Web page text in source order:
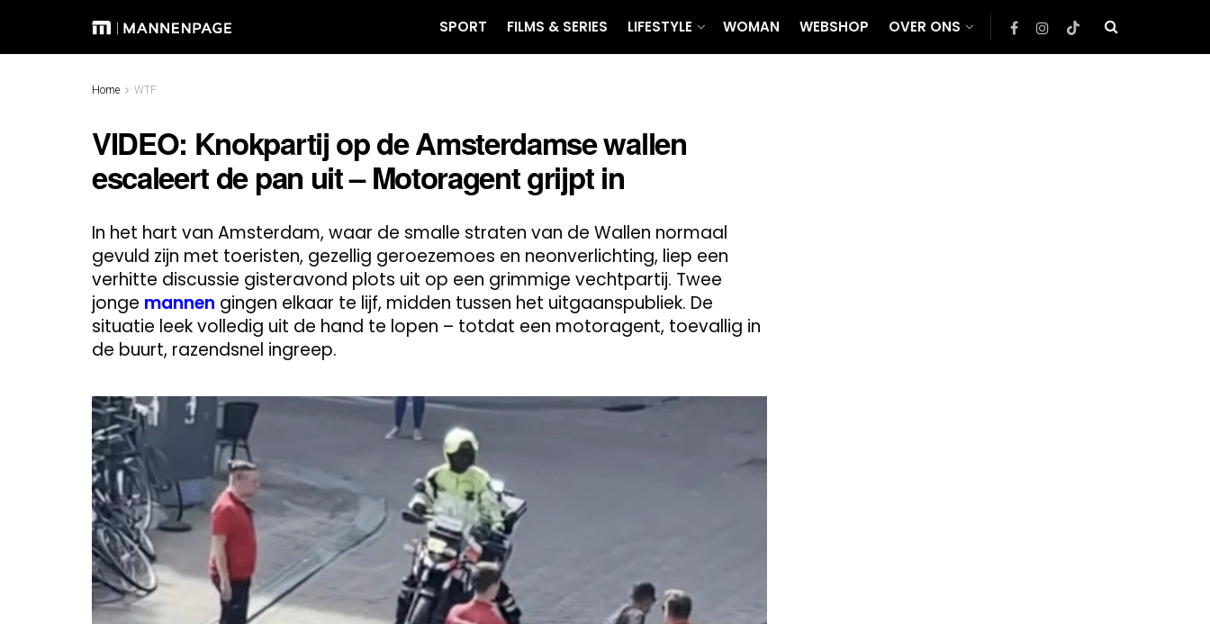
SPORT FILMS & SERIES LIFESTYLE WOMAN WEBSHOP OVER ONS
Home WTF
VIDEO: Knokpartij op de Amsterdamse wallen
escaleert de pan uit – Motoragent grijpt in
In het hart van Amsterdam, waar de smalle straten van de Wallen normaal
gevuld zijn met toeristen, gezellig geroezemoes en neonverlichting, liep een
verhitte discussie gisteravond plots uit op een grimmige vechtpartij. Twee
jonge mannen gingen elkaar te lijf, midden tussen het uitgaanspubliek. De
situatie leek volledig uit de hand te lopen – totdat een motoragent, toevallig in
de buurt, razendsnel ingreep.